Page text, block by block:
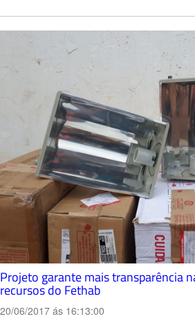
Projeto garante mais transparência
recursos do Fethab
20/06/2017 ás 16:13:00